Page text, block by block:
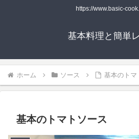
https://www.basic-
基本料理と簡単
ホーム ソース 基本のトマ
基本のトマトソース